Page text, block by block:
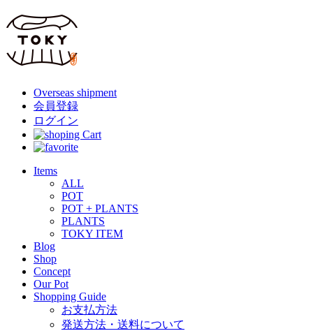
Overseas shipment
会員登録
ログイン
Items
ALL
POT
POT + PLANTS
PLANTS
TOKY ITEM
Blog
Shop
Concept
Our Pot
Shopping Guide
お支払方法
発送方法・送料について